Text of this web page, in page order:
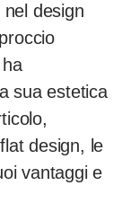
design
sua estetica
design, le
vantaggi e